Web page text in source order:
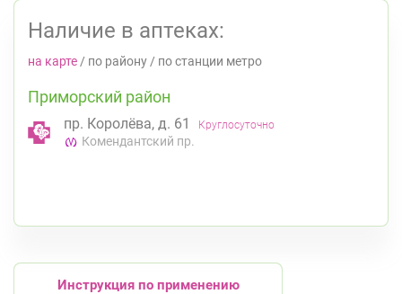
Наличие в аптеках:
на карте / по району / по станции метро
Приморский район
пр. Королёва, д. 61 Круглосуточно
Комендантский пр.
Инструкция по применению